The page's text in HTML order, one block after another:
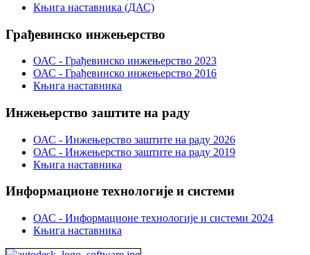
Књига наставника (ДАС)
Грађевинско инжењерство
ОАС - Грађевинско инжењерство 2023
ОАС - Грађевинско инжењерство 2016
Књига наставника
Инжењерство заштите на раду
ОАС - Инжењерство заштите на раду 2026
ОАС - Инжењерство заштите на раду 2019
Књига наставника
Информационе технологије и системи
ОАС - Информационе технологије и системи 2024
Књига наставника